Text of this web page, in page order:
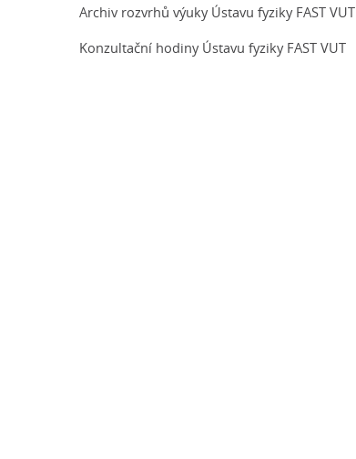
Archiv rozvrhů výuky Ústavu fyziky FAST VUT
Konzultační hodiny Ústavu fyziky FAST VUT